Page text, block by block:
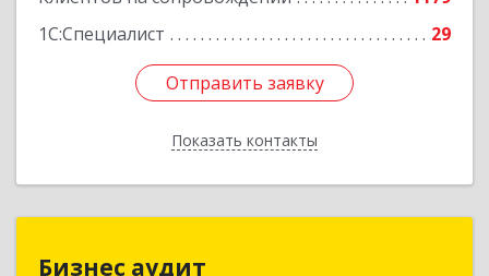
1С:Специалист
29
Отправить заявку
Показать контакты
Отправить заявку
Назад
Бизнес аудит